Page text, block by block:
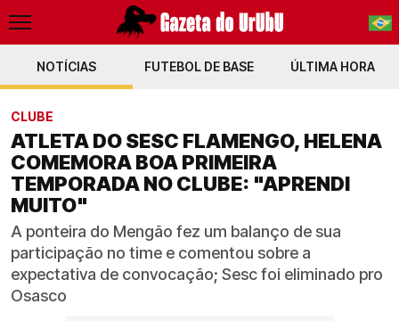
PT-BR
NOTÍCIAS FUTEBOL DE BASE ÚLTIMA HORA
CLUBE
ATLETA DO SESC FLAMENGO, HELENA
COMEMORA BOA PRIMEIRA
TEMPORADA NO CLUBE: "APRENDI
MUITO"
A ponteira do Mengão fez um balanço de sua
participação no time e comentou sobre a
expectativa de convocação; Sesc foi eliminado pro
Osasco